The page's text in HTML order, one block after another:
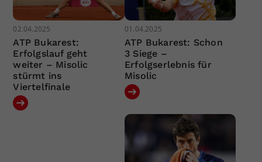
02.04.2025
ATP Bukarest:
Erfolgslauf geht
weiter – Misolic
stürmt ins
Viertelfinale
01.04.2025
ATP Bukarest: Schon
3 Siege –
Erfolgserlebnis für
Misolic